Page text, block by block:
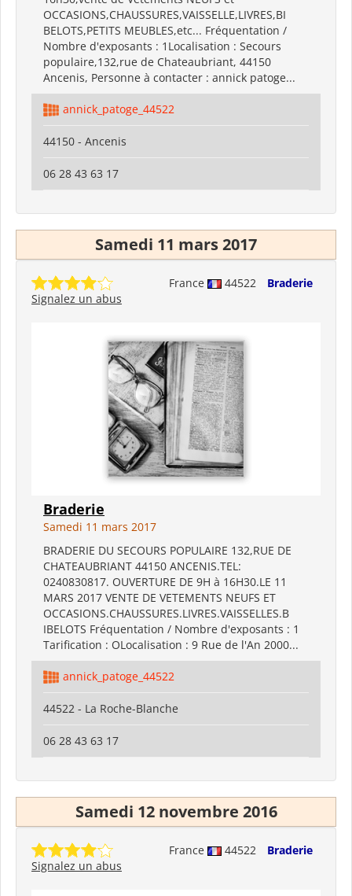
OCCASIONS,CHAUSSURES,VAISSELLE,LIVRES,BI
BELOTS,PETITS MEUBLES,etc... Fréquentation /
Nombre d'exposants : 1Localisation : Secours
populaire,132,rue de Chateaubriant, 44150
Ancenis, Personne à contacter : annick patoge...
annick_patoge_44522
44150 - Ancenis
06 28 43 63 17
Samedi 11 mars 2017
France 44522
Braderie
Signalez un abus
Braderie
Samedi 11 mars 2017
BRADERIE DU SECOURS POPULAIRE 132,RUE DE
CHATEAUBRIANT 44150 ANCENIS.TEL:
0240830817. OUVERTURE DE 9H à 16H30.LE 11
MARS 2017 VENTE DE VETEMENTS NEUFS ET
OCCASIONS.CHAUSSURES.LIVRES.VAISSELLES.B
IBELOTS Fréquentation / Nombre d'exposants : 1
Tarification : OLocalisation : 9 Rue de l'An 2000...
annick_patoge_44522
44522 - La Roche-Blanche
06 28 43 63 17
Samedi 12 novembre 2016
France 44522
Braderie
Signalez un abus